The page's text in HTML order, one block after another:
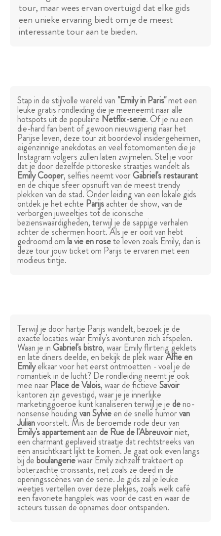
tour, maar wees ervan overtuigd dat elke gids
een unieke ervaring biedt om je de meest
interessante tour aan te bieden.
Stap in de stijlvolle wereld van "Emily in Paris"met een
leuke gratis rondleiding die je meeneemt naar alle
hotspots uit de populaire Netflix-serie. Of je nu een
die-hard fan bent of gewoon nieuwsgierig naar het
Parijse leven, deze tour zit boordevol insidergeheimen,
eigenzinnige anekdotes en veel fotomomenten die je
Instagram volgers zullen laten zwijmelen. Stel je voor
dat je door dezelfde pittoreske straatjes wandelt als
Emily Cooper, selfies neemt voorGabriel's restaurant
en de chique sfeer opsnuift van de meest trendy
plekken van de stad. Onder leiding van een lokale gids
ontdek je het echte Parijsachter de show, van de
verborgen juweeltjes tot de iconische
bezienswaardigheden, terwijl je de sappige verhalen
achter de schermen hoort. Als je er ooit van hebt
gedroomd omla vie en rosete leven zoals Emily, dan is
deze tour jouw ticket om Parijs te ervaren met een
modieus tintje.
Terwijl je door hartje Parijs wandelt, bezoek je de
exacte locaties waar Emily's avonturen zich afspelen.
Waan je inGabriel's bistro, waar Emily flirterig geklets
en late diners deelde, en bekijk de plek waarAlfie en
Emilyelkaar voor het eerst ontmoetten - voel je de
romantiek in de lucht? De rondleiding neemt je ook
mee naarPlace de Valois, waar de fictieveSavoir
kantoren zijn gevestigd, waar je je innerlijke
marketinggoeroe kunt kanaliseren terwijl je jedeno-
nonsense houdingvan Sylvieen de snelle humorvan
Julianvoorstelt. Mis de beroemde rode deur van
Emily's appartementaande Rue de l'Abreuvoirniet,
een charmant geplaveid straatje dat rechtstreeks van
een ansichtkaart lijkt te komen. Je gaat ook even langs
bij deboulangeriewaar Emily zichzelf trakteert op
boterzachte croissants, net zoals ze deed in de
openingsscènes van de serie. Je gids zal je leuke
weetjes vertellen over deze plekjes, zoals welk café
een favoriete hangplek was voor de cast en waar de
acteurs tussen de opnames door ontspanden.